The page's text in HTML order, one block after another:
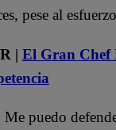
pese al
| El Gran Chef
puedo